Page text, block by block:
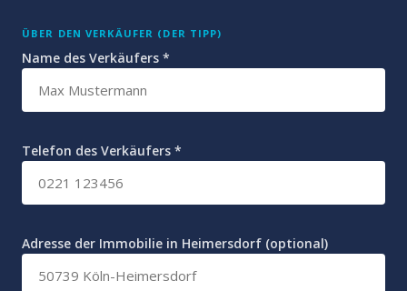
ÜBER DEN VERKÄUFER (DER TIPP)
Name des Verkäufers *
Telefon des Verkäufers *
Adresse der Immobilie in Heimersdorf (optional)